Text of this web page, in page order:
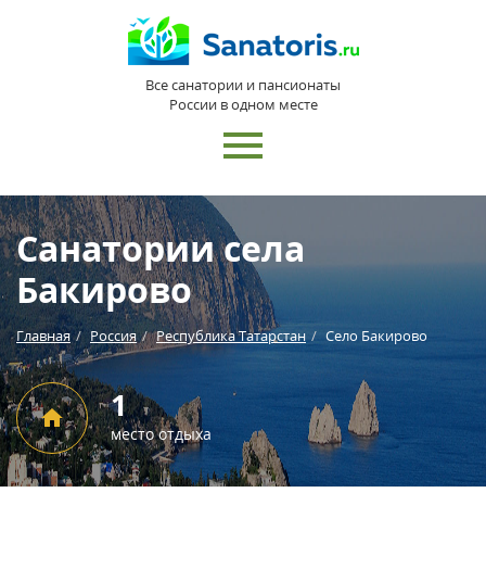
Все санатории и пансионаты
России в одном месте
Санатории села
Бакирово
Главная Россия Республика Татарстан Село Бакирово
1
место отдыха